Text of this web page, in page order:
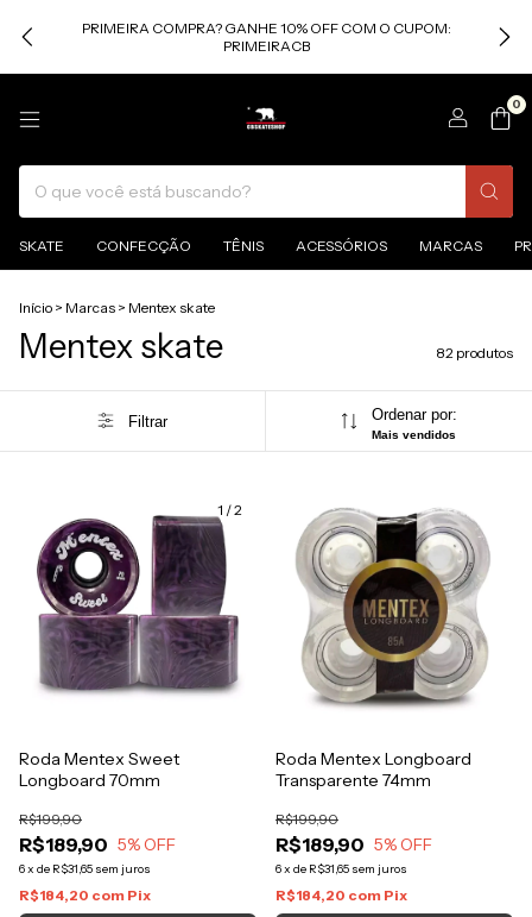
PRIMEIRA COMPRA? GANHE 10% OFF COM O CUPOM:
PRIMEIRACB
0
SKATE CONFECÇÃO TÊNIS ACESSÓRIOS MARCAS
Início > Marcas > Mentex skate
Mentex skate 82 produtos
Filtrar Ordenar por:
Mais vendidos
1 /2
Roda Mentex Sweet
Longboard 70mm
R$189,90
R$199,90
5% OFF
6x de R$31,65 sem juros
R$184,20 com Pix
Roda Mentex Longboard
Transparente 74mm
R$189,90
R$199,90
5% OFF
6x de R$31,65 sem juros
R$184,20 com Pix